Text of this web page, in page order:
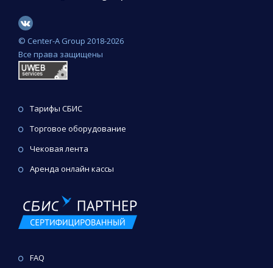
© Сenter-A Group 2018-2026
Все права защищены
Тарифы СБИС
Торговое оборудование
Чековая лента
Аренда онлайн кассы
FAQ